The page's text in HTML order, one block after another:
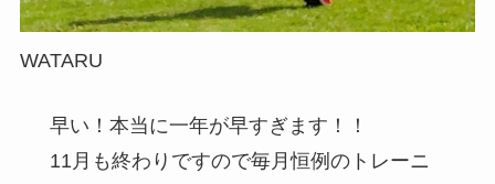
WATARU
早い！本当に一年が早すぎます！！
11月も終わりですので毎月恒例のトレーニ